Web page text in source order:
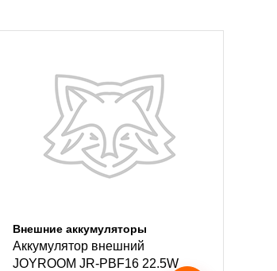
Внешние аккумуляторы
Аккумулятор внешний
JOYROOM JR-PBF16 22.5W